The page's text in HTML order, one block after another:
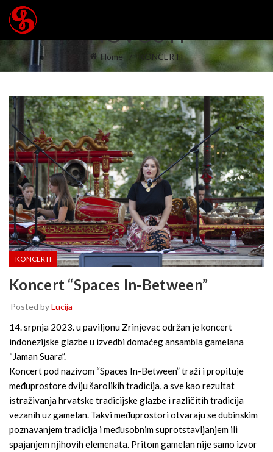
NOVOSTI
Home KONCERTI
KONCERTI
Koncert “Spaces In-Between”
Posted byLucija
14. srpnja 2023. u paviljonu Zrinjevac održan je koncert
indonezijske glazbe u izvedbi domaćeg ansambla gamelana
“Jaman Suara”.
Koncert pod nazivom “Spaces In-Between” traži i propituje
međuprostore dviju šarolikih tradicija, a sve kao rezultat
istraživanja hrvatske tradicijske glazbe i različitih tradicija
vezanih uz gamelan. Takvi međuprostori otvaraju se dubinskim
poznavanjem tradicija i međusobnim suprotstavljanjem ili
spajanjem njihovih elemenata. Pritom gamelan nije samo izvor